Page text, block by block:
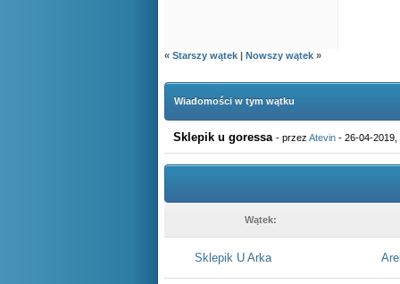
« Starszy wątek | Nowszy wątek »
Wiadomości w tym wątku
Sklepik u goressa - przez Atevin - 26-04-2019,
Wątek:
Sklepik U Arka